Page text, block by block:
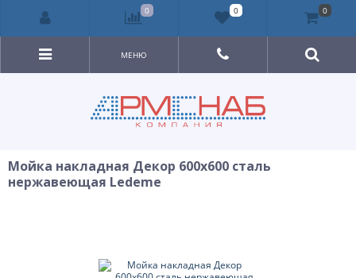
МЕНЮ
Мойка накладная Декор 600х600 сталь
нержавеющая Ledeme
0 0 0